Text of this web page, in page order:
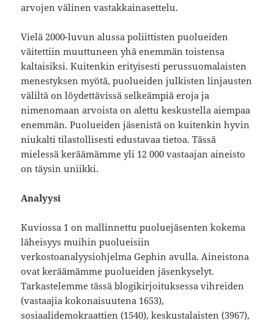
arvojen välinen vastakkainasettelu.
Vielä 2000-luvun alussa poliittisten puolueiden
väitettiin muuttuneen yhä enemmän toistensa
kaltaisiksi. Kuitenkin erityisesti perussuomalaisten
menestyksen myötä, puolueiden julkisten linjausten
väliltä on löydettävissä selkeämpiä eroja ja
nimenomaan arvoista on alettu keskustella aiempaa
enemmän. Puolueiden jäsenistä on kuitenkin hyvin
niukalti tilastollisesti edustavaa tietoa. Tässä
mielessä keräämämme yli 12 000 vastaajan aineisto
on täysin uniikki.
Analyysi
Kuviossa 1 on mallinnettu puoluejäsenten kokema
läheisyys muihin puolueisiin
verkostoanalyysiohjelma Gephin avulla. Aineistona
ovat keräämämme puolueiden jäsenkyselyt.
Tarkastelemme tässä blogikirjoituksessa vihreiden
(vastaajia kokonaisuutena 1653),
sosiaalidemokraattien (1540), keskustalaisten (3967),